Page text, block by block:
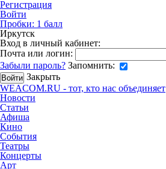
Регистрация
Войти
Пробки: 1 балл
Иркутск
Вход в личный кабинет:
Почта или логин:
Забыли пароль? Запомнить:
Закрыть
WEACOM.RU - тот, кто нас объединяет
Новости
Статьи
Афиша
Кино
События
Театры
Концерты
Арт